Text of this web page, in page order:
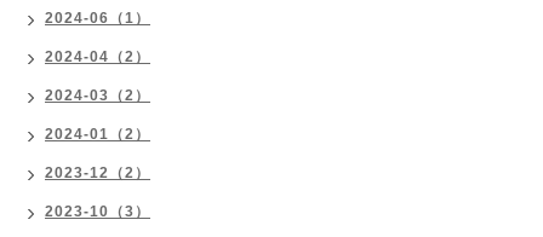
2024-06（1）
2024-04（2）
2024-03（2）
2024-01（2）
2023-12（2）
2023-10（3）